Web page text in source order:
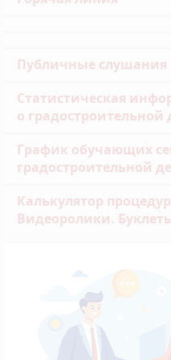
Публичные слушания
Статистическая
о градостроительной
График обучающих
градостроительной
Калькулятор
Видеоролики.